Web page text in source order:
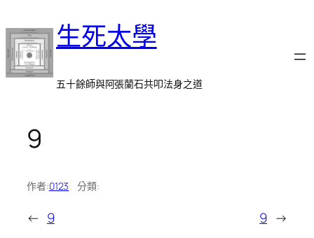
至
主
要
內
生死太學
五十餘師與阿張蘭石共叩法身之道
9
作者:0123 分類:
← 9 9 →